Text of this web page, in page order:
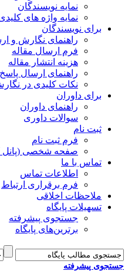
نمایه نویسندگان
نمایه واژه های کلیدی
برای نویسندگان
راهنمای نگارش و
فرم ارسال مقاله
هزینه انتشار مقاله
راهنمای ارسال پاسخ
نکات کلیدی در نگارش
برای داوران
راهنمای داوران
سوالات داوری
ثبت نام
فرم ثبت نام
صفحه شخصی (پانل
تماس با ما
اطلاعات تماس
فرم برقراری ارتباط
ملاحظات اخلاقی
تسهیلات پایگاه
جستجوی پیشرفته
برترین‌های پایگاه
پیشرفته